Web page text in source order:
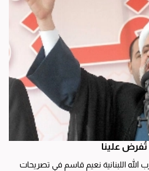
علينا
الله اللبنانية نعيم قاسم في تصريحات